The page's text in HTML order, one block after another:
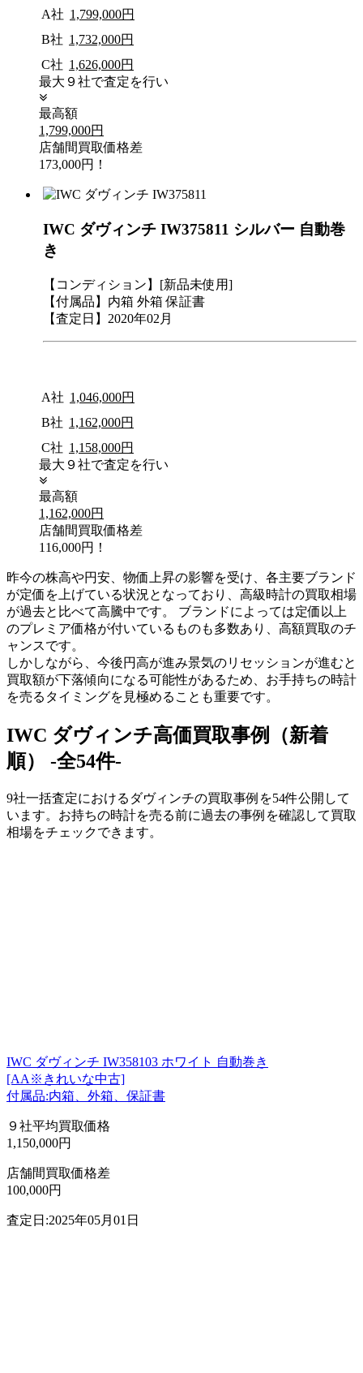
A社 1,799,000円
B社 1,732,000円
C社 1,626,000円
最大９社で査定を行い
最高額
1,799,000円
店舗間買取価格差
173,000円！
IWC ダヴィンチ IW375811 シルバー 自動巻
き
【コンディション】[新品未使用]
【付属品】内箱 外箱 保証書
【査定日】2020年02月
A社 1,046,000円
B社 1,162,000円
C社 1,158,000円
最大９社で査定を行い
最高額
1,162,000円
店舗間買取価格差
116,000円！
昨今の株高や円安、物価上昇の影響を受け、各主要ブランド
が定価を上げている状況となっており、高級時計の買取相場
が過去と比べて高騰中です。 ブランドによっては定価以上
のプレミア価格が付いているものも多数あり、高額買取のチ
ャンスです。
しかしながら、今後円高が進み景気のリセッションが進むと
買取額が下落傾向になる可能性があるため、お手持ちの時計
を売るタイミングを見極めることも重要です。
IWC ダヴィンチ高価買取事例（新着
順） -全54件-
9社一括査定におけるダヴィンチの買取事例を54件公開して
います。お持ちの時計を売る前に過去の事例を確認して買取
相場をチェックできます。
IWC ダヴィンチ IW358103 ホワイト 自動巻き
[AA※きれいな中古]
付属品:内箱、外箱、保証書
９社平均買取価格
1,150,000円
店舗間買取価格差
100,000円
査定日:2025年05月01日